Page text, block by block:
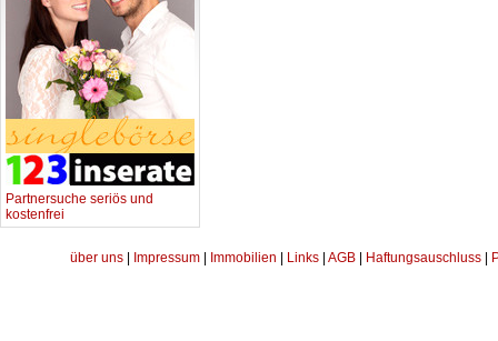
Partnersuche seriös und
kostenfrei
über uns Impressum Immobilien Links AGB Haftungsauschluss